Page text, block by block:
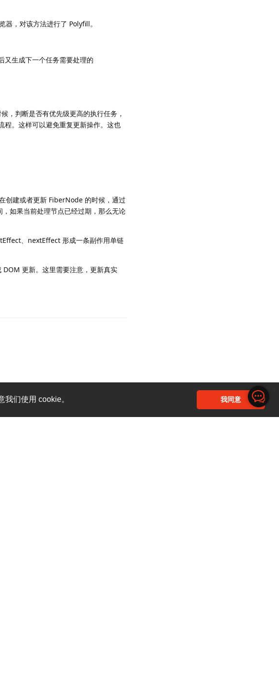
我们使用 cookie。 我同意
，对该方法进行了 Polyfill。
又生成下一个任务需要处理的
，判断是否有优先级更高的执行任务，
。这样可以避免重复更新操作。这也
创建或者更新 FiberNode 的时候，通过
如果当前处理节点已经过期，那么无论
、nextEffect 形成一条副作用单链
更新。这里需要注意，更新真实